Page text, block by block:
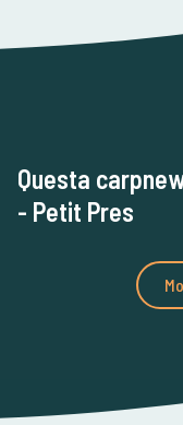
Questa
- Petit Pres